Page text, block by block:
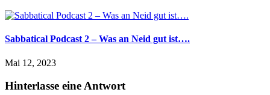
Sabbatical Podcast 2 – Was an Neid gut ist….
Mai 12, 2023
Hinterlasse eine Antwort